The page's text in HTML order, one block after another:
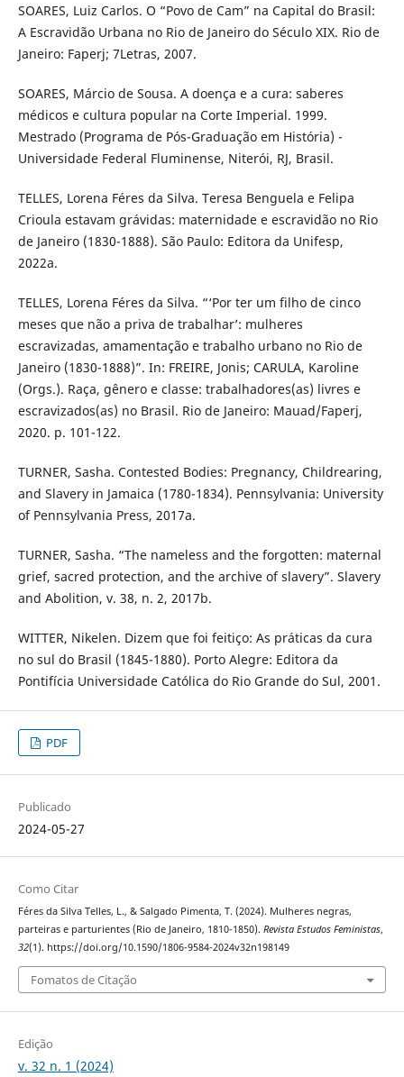
SOARES, Luiz Carlos. O “Povo de Cam” na Capital do Brasil:
A Escravidão Urbana no Rio de Janeiro do Século XIX. Rio de
Janeiro: Faperj; 7Letras, 2007.
SOARES, Márcio de Sousa. A doença e a cura: saberes
médicos e cultura popular na Corte Imperial. 1999.
Mestrado (Programa de Pós-Graduação em História) -
Universidade Federal Fluminense, Niterói, RJ, Brasil.
TELLES, Lorena Féres da Silva. Teresa Benguela e Felipa
Crioula estavam grávidas: maternidade e escravidão no Rio
de Janeiro (1830-1888). São Paulo: Editora da Unifesp,
2022a.
TELLES, Lorena Féres da Silva. “‘Por ter um filho de cinco
meses que não a priva de trabalhar’: mulheres
escravizadas, amamentação e trabalho urbano no Rio de
Janeiro (1830-1888)”. In: FREIRE, Jonis; CARULA, Karoline
(Orgs.). Raça, gênero e classe: trabalhadores(as) livres e
escravizados(as) no Brasil. Rio de Janeiro: Mauad/Faperj,
2020. p. 101-122.
TURNER, Sasha. Contested Bodies: Pregnancy, Childrearing,
and Slavery in Jamaica (1780-1834). Pennsylvania: University
of Pennsylvania Press, 2017a.
TURNER, Sasha. “The nameless and the forgotten: maternal
grief, sacred protection, and the archive of slavery”. Slavery
and Abolition, v. 38, n. 2, 2017b.
WITTER, Nikelen. Dizem que foi feitiço: As práticas da cura
no sul do Brasil (1845-1880). Porto Alegre: Editora da
Pontifícia Universidade Católica do Rio Grande do Sul, 2001.
PDF
Publicado
2024-05-27
Como Citar
Féres da Silva Telles, L., & Salgado Pimenta, T. (2024). Mulheres negras,
parteiras e parturientes (Rio de Janeiro, 1810-1850). Revista Estudos Feministas,
32(1). https://doi.org/10.1590/1806-9584-2024v32n198149
Fomatos de Citação
Edição
v. 32 n. 1 (2024)